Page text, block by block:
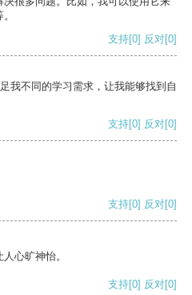
支持[0] 反对[0]
我不同的学习需求，让我能够找到自
支持[0] 反对[0]
支持[0] 反对[0]
心旷神怡。
支持[0] 反对[0]